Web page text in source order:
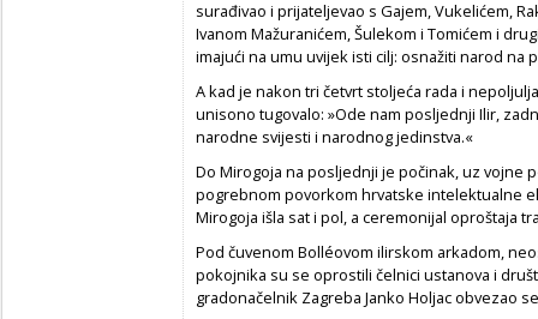
surađivao i prijateljevao s Gajem, Vukelićem,
Ivanom Mažuranićem, Šulekom i Tomićem i
imajući na umu uvijek isti cilj: osnažiti narod
A kad je nakon tri četvrt stoljeća rada i
unisono tugovalo: »Ode nam posljednji Ilir,
narodne svijesti i narodnog jedinstva.«
Do Mirogoja na posljednji je počinak, uz vojne
pogrebnom povorkom hrvatske intelektualne
Mirogoja išla sat i pol, a ceremonijal oproštaja
Pod čuvenom Bolléovom ilirskom arkadom,
pokojnika su se oprostili čelnici ustanova i
gradonačelnik Zagreba Janko Holjac obvezao